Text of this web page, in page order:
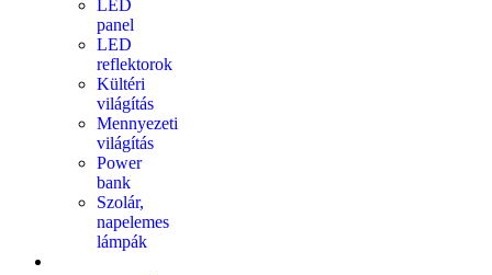
LED
panel
LED
reflektorok
Kültéri
világítás
Mennyezeti
világítás
Power
bank
Szolár,
napelemes
lámpák